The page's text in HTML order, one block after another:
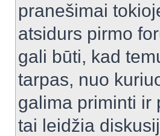
pranešimai
atsidurs pirmo
gali būti, kad
tarpas, nuo
galima priminti ir
tai leidžia